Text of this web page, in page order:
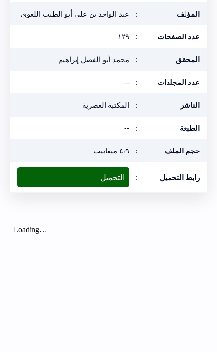
المؤلف : عبد الواحد بن علي أبو الطيب اللغوي
عدد الصفحات : ١٢٩
المحقق : محمد أبو الفضل إبراهيم
عدد المجلدات :
--
الناشر : المكتبة العصرية
الطبعة :
--
حجم الملف : ٤،٩ ميغابيت
رابط التحميل : التحميل